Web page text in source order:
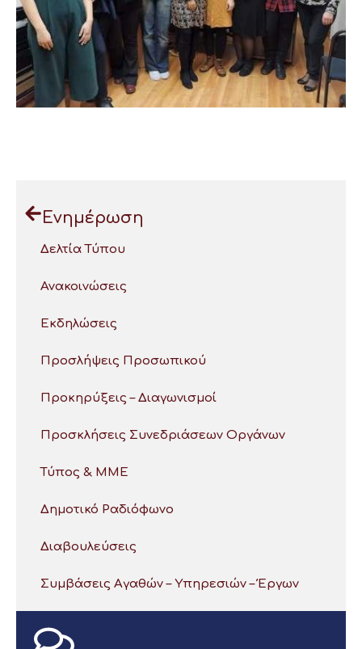
Ενημέρωση
Δελτία Τύπου
Ανακοινώσεις
Εκδηλώσεις
Προσλήψεις Προσωπικού
Προκηρύξεις – Διαγωνισμοί
Προσκλήσεις Συνεδριάσεων Οργάνων
Τύπος & ΜΜΕ
Δημοτικό Ραδιόφωνο
Διαβουλεύσεις
Συμβάσεις Αγαθών – Υπηρεσιών – Έργων